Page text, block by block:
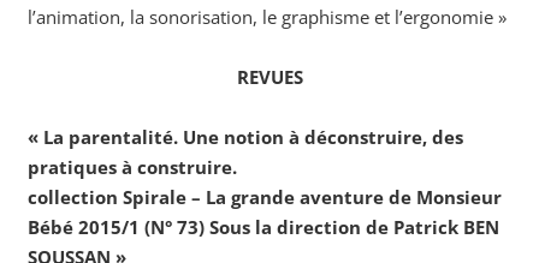
l’animation, la sonorisation, le graphisme et l’ergonomie »
REVUES
« La parentalité. Une notion à déconstruire, des
pratiques à construire.
collection Spirale – La grande aventure de Monsieur
Bébé 2015/1 (N° 73) Sous la direction de Patrick BEN
SOUSSAN »